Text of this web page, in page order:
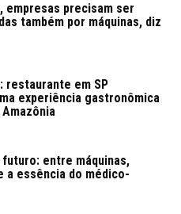
empresas precisam ser
também por máquinas, diz
restaurante em SP
experiência gastronômica
futuro: entre máquinas,
a essência do médico-